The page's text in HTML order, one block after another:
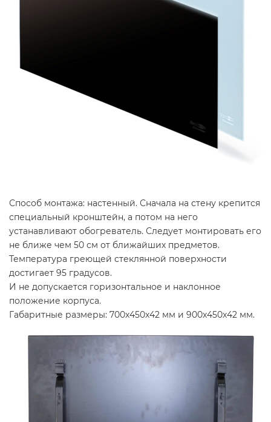
Способ монтажа: настенный. Сначала на стену крепится
специальный кронштейн, а потом на него
устанавливают обогреватель. Следует монтировать его
не ближе чем 50 см от ближайших предметов.
Температура греющей стеклянной поверхности
достигает 95 градусов.
И не допускается горизонтальное и наклонное
положение корпуса.
Габаритные размеры: 700x450x42 мм и 900x450x42 мм.